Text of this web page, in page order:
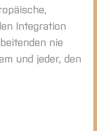
Integration
nie
und jeder, den